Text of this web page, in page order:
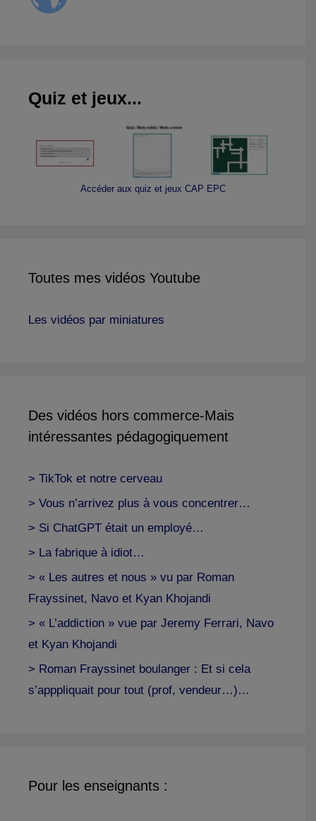
Quiz et jeux...
Accéder aux quiz et jeux CAP EPC
Toutes mes vidéos Youtube
Les vidéos par miniatures
Des vidéos hors commerce-Mais
intéressantes pédagogiquement
> TikTok et notre cerveau
> Vous n’arrivez plus à vous concentrer…
> Si ChatGPT était un employé…
> La fabrique à idiot…
> « Les autres et nous » vu par Roman
Frayssinet, Navo et Kyan Khojandi
> « L’addiction » vue par Jeremy Ferrari, Navo
et Kyan Khojandi
> Roman Frayssinet boulanger : Et si cela
s’apppliquait pour tout (prof, vendeur…)…
Pour les enseignants :